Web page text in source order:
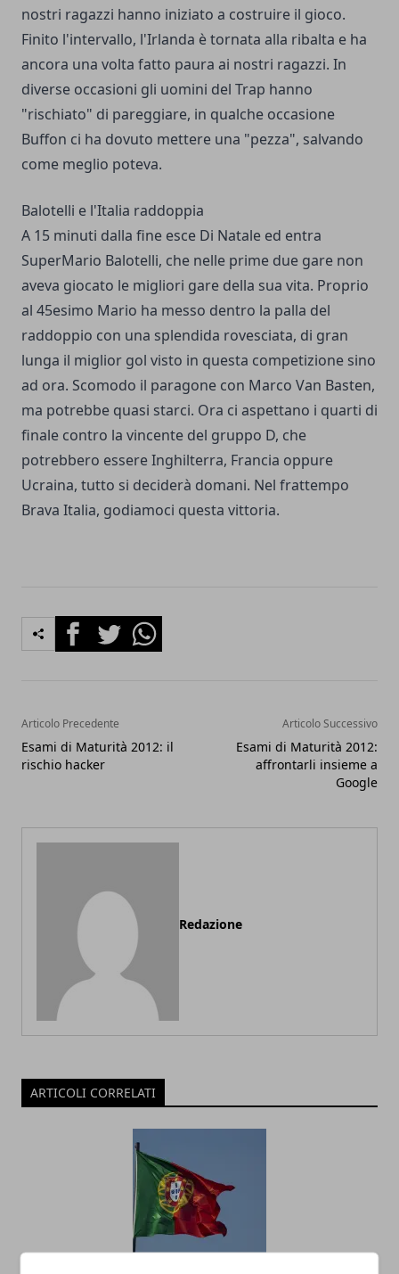
nostri ragazzi hanno iniziato a costruire il gioco.
Finito l'intervallo, l'Irlanda è tornata alla ribalta e ha
ancora una volta fatto paura ai nostri ragazzi. In
diverse occasioni gli uomini del Trap hanno
"rischiato" di pareggiare, in qualche occasione
Buffon ci ha dovuto mettere una "pezza", salvando
come meglio poteva.
Balotelli e l'Italia raddoppia
A 15 minuti dalla fine esce Di Natale ed entra
SuperMario Balotelli, che nelle prime due gare non
aveva giocato le migliori gare della sua vita. Proprio
al 45esimo Mario ha messo dentro la palla del
raddoppio con una splendida rovesciata, di gran
lunga il miglior gol visto in questa competizione sino
ad ora. Scomodo il paragone con Marco Van Basten,
ma potrebbe quasi starci. Ora ci aspettano i quarti di
finale contro la vincente del gruppo D, che
potrebbero essere Inghilterra, Francia oppure
Ucraina, tutto si deciderà domani. Nel frattempo
Brava Italia, godiamoci questa vittoria.
FacebookTwitterWhatsapp
Articolo Precedente
Esami di Maturità 2012: il
rischio hacker
Articolo Successivo
Esami di Maturità 2012:
affrontarli insieme a
Google
Redazione
ARTICOLI CORRELATI